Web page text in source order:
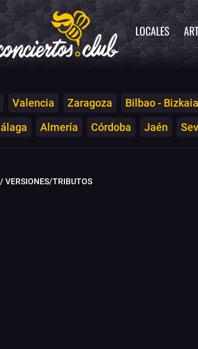
LOCALES
Valencia Zaragoza Bilbao - Bizkaia
Almería Córdoba Jaén
/ VERSIONES/TRIBUTOS